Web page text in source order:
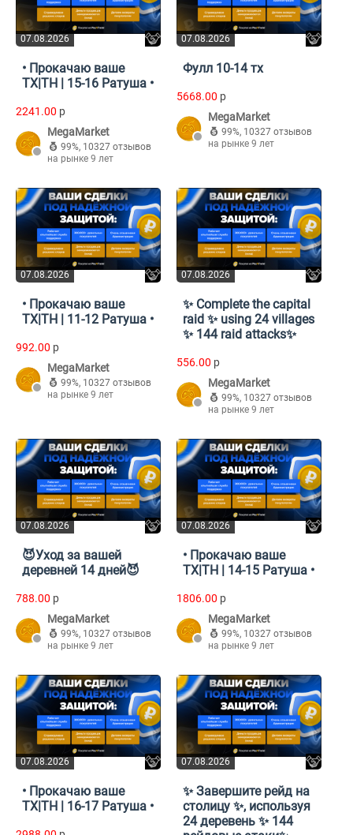
07.08.2026
• Прокачаю ваше
ТХ|TH | 15-16 Ратуша •
2241.00 p
MegaMarket
99%, 10327 отзывов
на рынке 9 лет
07.08.2026
Фулл 10-14 тх
5668.00 p
MegaMarket
99%, 10327 отзывов
на рынке 9 лет
07.08.2026
• Прокачаю ваше
ТХ|TH | 11-12 Ратуша •
992.00 p
MegaMarket
99%, 10327 отзывов
на рынке 9 лет
07.08.2026
✨ Complete the capital
raid ✨ using 24 villages
✨ 144 raid attacks✨
556.00 p
MegaMarket
99%, 10327 отзывов
на рынке 9 лет
07.08.2026
😈Уход за вашей
деревней 14 дней😈
788.00 p
MegaMarket
99%, 10327 отзывов
на рынке 9 лет
07.08.2026
• Прокачаю ваше
ТХ|TH | 14-15 Ратуша •
1806.00 p
MegaMarket
99%, 10327 отзывов
на рынке 9 лет
07.08.2026
• Прокачаю ваше
ТХ|TH | 16-17 Ратуша •
07.08.2026
✨ Завершите рейд на
столицу ✨, используя
24 деревень ✨ 144